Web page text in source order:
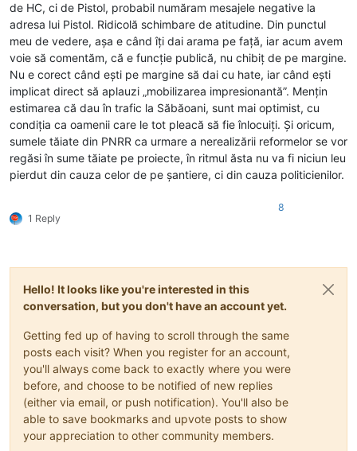
de HC, ci de Pistol, probabil număram mesajele negative la
adresa lui Pistol. Ridicolă schimbare de atitudine. Din punctul
meu de vedere, așa e când îți dai arama pe față, iar acum avem
voie să comentăm, că e funcție publică, nu chibiț de pe margine.
Nu e corect când ești pe margine să dai cu hate, iar când ești
implicat direct să aplauzi „mobilizarea impresionantă”. Mențin
estimarea că dau în trafic la Săbăoani, sunt mai optimist, cu
condiția ca oamenii care le tot pleacă să fie înlocuiți. Și oricum,
sumele tăiate din PNRR ca urmare a nerealizării reformelor se vor
regăsi în sume tăiate pe proiecte, în ritmul ăsta nu va fi niciun leu
pierdut din cauza celor de pe șantiere, ci din cauza politicienilor.
1 Reply
8
Hello! It looks like you're interested in this
conversation, but you don't have an account yet.
Getting fed up of having to scroll through the same
posts each visit? When you register for an account,
you'll always come back to exactly where you were
before, and choose to be notified of new replies
(either via email, or push notification). You'll also be
able to save bookmarks and upvote posts to show
your appreciation to other community members.